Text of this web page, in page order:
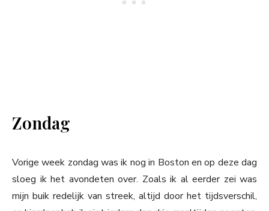
Zondag
Vorige week zondag was ik nog in Boston en op deze dag
sloeg ik het avondeten over. Zoals ik al eerder zei was
mijn buik redelijk van streek, altijd door het tijdsverschil,